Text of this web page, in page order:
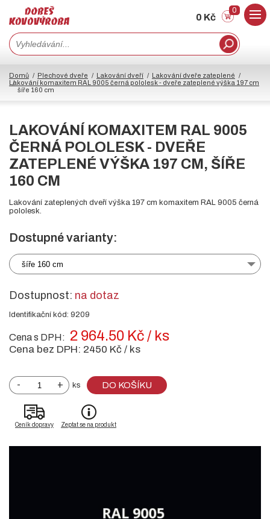
0 Kč
0
Domů Plechové dveře Lakování dveří
Lakování dveře zateplené
Lakování komaxitem RAL 9005 černá pololesk - dveře zateplené výška 197 cm
šíře 160 cm
LAKOVÁNÍ KOMAXITEM RAL 9005
ČERNÁ POLOLESK - DVEŘE
ZATEPLENÉ VÝŠKA 197 CM, ŠÍŘE
160 CM
Lakování zateplených dveří výška 197 cm komaxitem RAL 9005 černá
pololesk.
Dostupné varianty:
šíře 160 cm
Dostupnost: na dotaz
Identifikační kód: 9209
Cena s DPH: 2 964.50 Kč / ks
Cena bez DPH: 2450 Kč / ks
- + ks DO KOŠÍKU
Ceník dopravy Zeptat se na produkt